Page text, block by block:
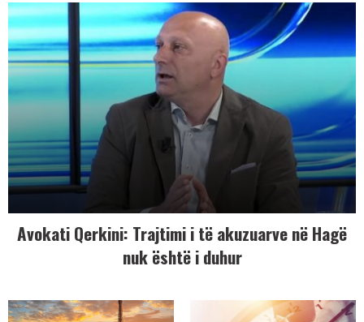
Avokati Qerkini: Trajtimi i të akuzuarve në Hagë
nuk është i duhur